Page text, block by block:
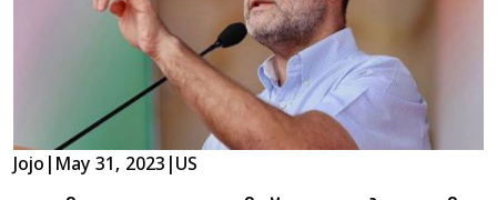
Jojo May 31, 2023 US